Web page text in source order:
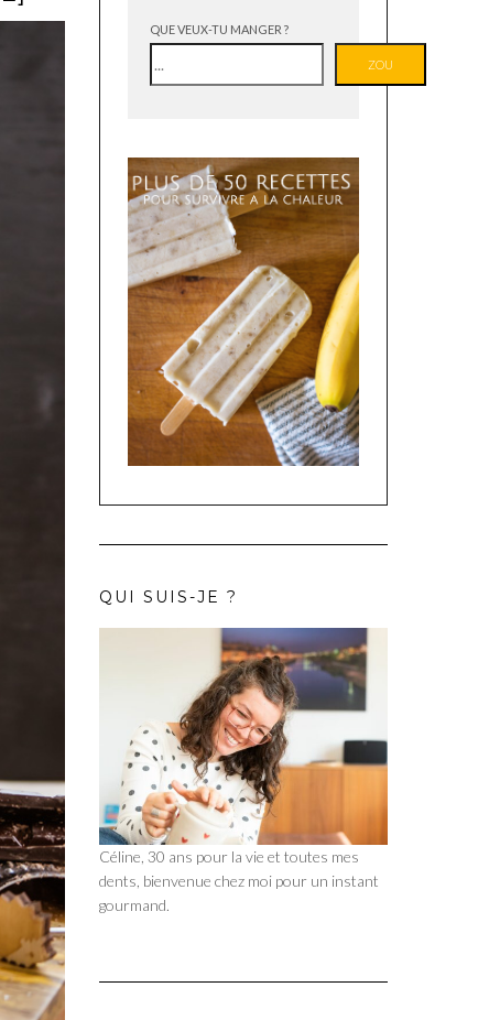
QUE VEUX-TU MANGER ?
ZOU
QUI SUIS-JE ?
Céline, 30 ans pour la vie et toutes mes
dents, bienvenue chez moi pour un instant
gourmand.